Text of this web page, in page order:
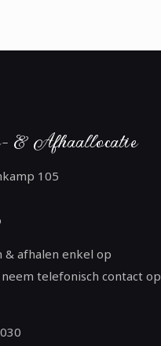
& Afhaallocatie
105
& afhalen enkel op
telefonisch contact op